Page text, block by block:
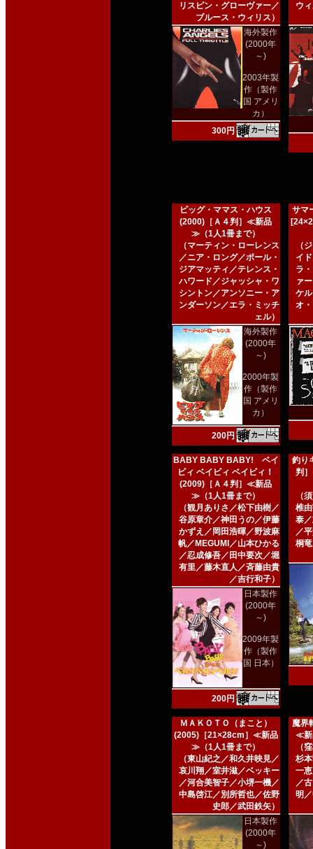
リスピン・グローヴァー／
ブルース・ウィリス）
海外製作
(2000年
～)
2003年製
作（製作
国 アメリ
カ）
300円
ウ
ビッグ・ママス・ハウス
(2000)［Ａ４判］≪新品
≫（1人1冊まで）
（マーティン・ローレンス
／ニア・ロング／ポール・
ジアマッティ／テレンス・
ハワード／ジャッシャ・ワ
シントン／アンソニー・ア
ンダーソン／エラ・ミッチ
ェル）
海外製作
(2000年
～)
2000年製
作（製作
国 アメリ
カ）
200円
サマ
（
イ
ラ
ァ
ケ
オ
BABY BABY BABY! ベイ
ビィ ベイビィ ベイビィ！
(2009)［Ａ４判］≪新品
≫（1人1冊まで）
（観月ありさ／松下由樹／
谷原章介／神田うの／伊藤
かずえ／岡田浩暉／野波麻
帆／MEGUMI／山本ひかる
／忍成修吾／田中要次／堀
有里／藤木直人／斉藤由貴
／吉行和子）
日本製作
(2000年
～)
2009年製
作（製作
国 日本）
200円
釣り
判
（
椎
泰
／
桐
ＭＡＫＯＴＯ（まこと）
(2005)［21×28cm］≪新品
≫（1人1冊まで）
（東山紀之／和久井映見／
哀川翔／室井滋／ベッキー
／河合美智子／小堺一機／
中島啓江／別所哲也／佐野
史郎／武田鉄矢）
日本製作
(2000年
～)
魔界
≪新
（
杉
一
／
明